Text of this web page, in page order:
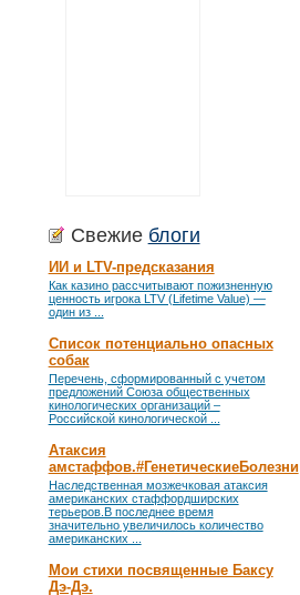
Свежие блоги
ИИ и LTV-предсказания
Как казино рассчитывают пожизненную
ценность игрока LTV (Lifetime Value) —
один из ...
Список потенциально опасных
собак
Перечень, сформированный с учетом
предложений Союза общественных
кинологических организаций –
Российской кинологической ...
Атаксия
амстаффов.#ГенетическиеБолезни
Наследственная мозжечковая атаксия
американских стаффордширских
терьеров.В последнее время
значительно увеличилось количество
американских ...
Мои стихи посвященные Баксу
Дэ-Дэ.